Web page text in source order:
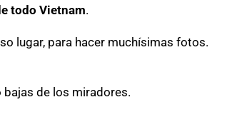
todo Vietnam.
lugar, para hacer muchísimas fotos.
de los miradores.